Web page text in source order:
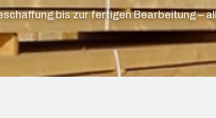
bis zur fertigen Bearbeitung –